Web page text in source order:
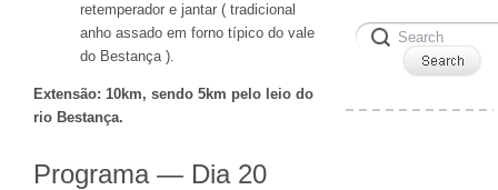
retemperador e jantar ( tradicional
anho assado em forno típico do vale
do Bestança ).
Extensão: 10km, sendo 5km pelo leio do
rio Bestança.
Programa — Dia 20